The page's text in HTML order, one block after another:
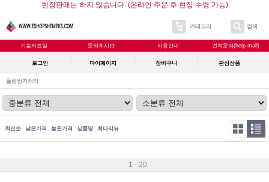
현장판매는 하지 않습니다. (온라인 주문 후 현장 수령 가능)
카테고리 검색
기술자료실 문의게시판 이용안내 견적문의(help mail)
로그인 마이페이지 장바구니 관심상품
풀림방지처리
최신순 낮은가격 높은가격 상품명 최다리뷰
1 - 20